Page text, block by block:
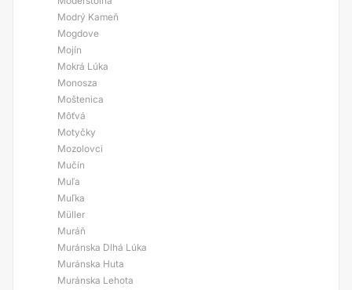
Modrý Kameň
Mogdove
Mojín
Mokrá Lúka
Monosza
Moštenica
Môťvá
Motyčky
Mozolovci
Mučín
Muľa
Muľka
Müller
Muráň
Muránska Dlhá Lúka
Muránska Huta
Muránska Lehota